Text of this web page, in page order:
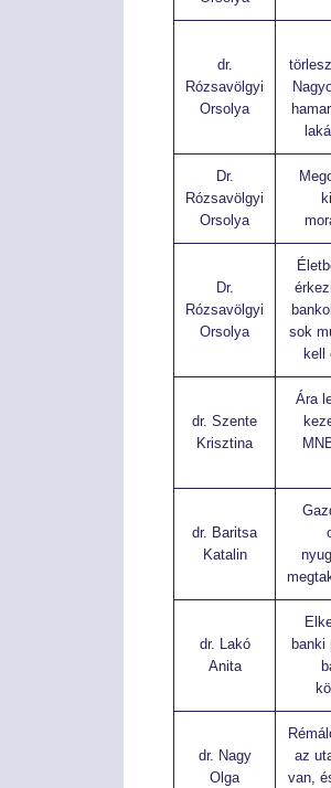
dr.
Rózsavölgyi
Orsolya
Dr.
Rózsavölgyi
Orsolya
Dr.
Rózsavölgyi
Orsolya
sok
kell
dr. Szente
Krisztina
Ára
dr. Baritsa
Katalin
dr. Lakó
Anita
banki
dr. Nagy
Olga
az
van,